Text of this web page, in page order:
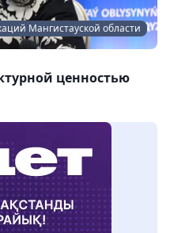
Мангистауской области
ценностью